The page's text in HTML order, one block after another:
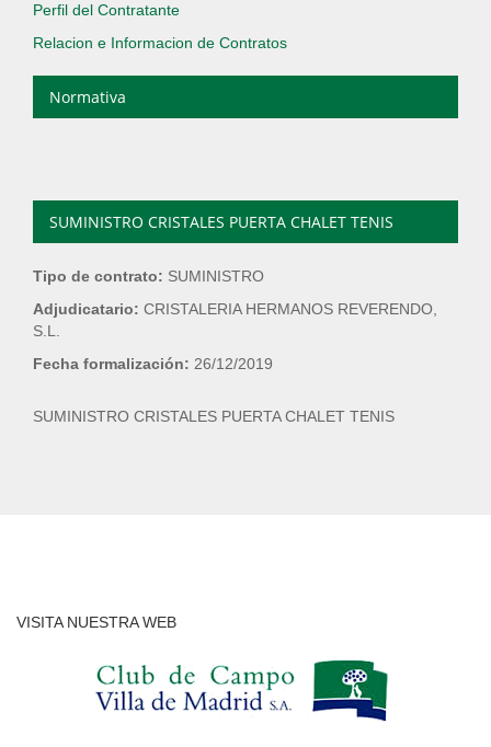
Perfil del Contratante
Relacion e Informacion de Contratos
Normativa
SUMINISTRO CRISTALES PUERTA CHALET TENIS
Tipo de contrato: SUMINISTRO
Adjudicatario: CRISTALERIA HERMANOS REVERENDO,
S.L.
Fecha formalización: 26/12/2019
SUMINISTRO CRISTALES PUERTA CHALET TENIS
VISITA NUESTRA WEB